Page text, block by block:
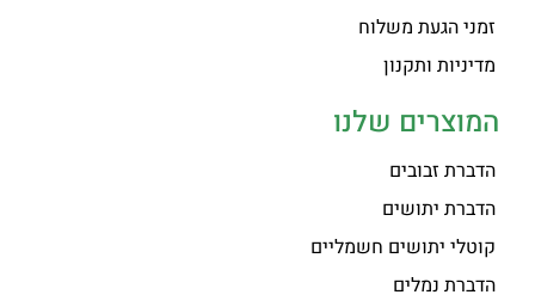
זמני הגעת משלוח
מדיניות ותקנון
המוצרים שלנו
הדברת זבובים
הדברת יתושים
קוטלי יתושים חשמליים
הדברת נמלים